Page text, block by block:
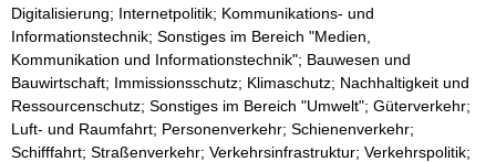
Digitalisierung; Internetpolitik; Kommunikations- und
Informationstechnik; Sonstiges im Bereich "Medien,
Kommunikation und Informationstechnik"; Bauwesen und
Bauwirtschaft; Immissionsschutz; Klimaschutz; Nachhaltigkeit und
Ressourcenschutz; Sonstiges im Bereich "Umwelt"; Güterverkehr;
Luft- und Raumfahrt; Personenverkehr; Schienenverkehr;
Schifffahrt; Straßenverkehr; Verkehrsinfrastruktur; Verkehrspolitik;